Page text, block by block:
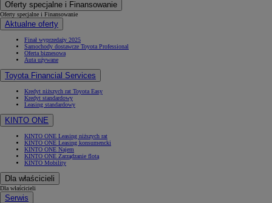
Oferty specjalne i Finansowanie
Oferty specjalne i Finansowanie
Aktualne oferty
Finał wyprzedaży 2025
Samochody dostawcze Toyota Professional
Oferta biznesowa
Auta używane
Toyota Financial Services
Kredyt niższych rat Toyota Easy
Kredyt standardowy
Leasing standardowy
KINTO ONE
KINTO ONE Leasing niższych rat
KINTO ONE Leasing konsumencki
KINTO ONE Najem
KINTO ONE Zarządzanie flotą
KINTO Mobility
Dla właścicieli
Dla właścicieli
Serwis